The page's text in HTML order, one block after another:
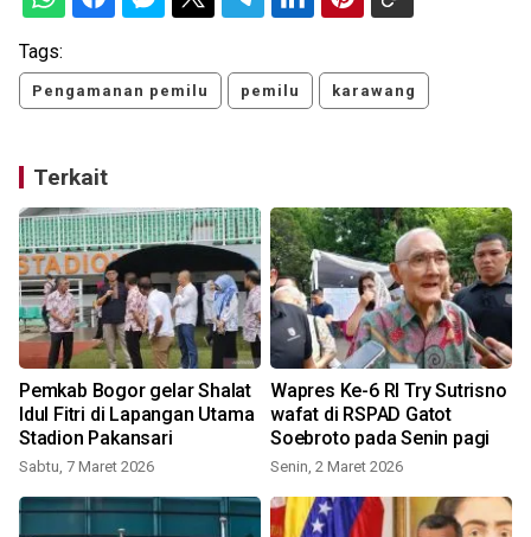
Tags:
Pengamanan pemilu pemilu karawang
Terkait
Pemkab Bogor gelar Shalat
Idul Fitri di Lapangan Utama
Stadion Pakansari
Sabtu, 7 Maret 2026
Wapres Ke-6 RI Try Sutrisno
wafat di RSPAD Gatot
Soebroto pada Senin pagi
Senin, 2 Maret 2026